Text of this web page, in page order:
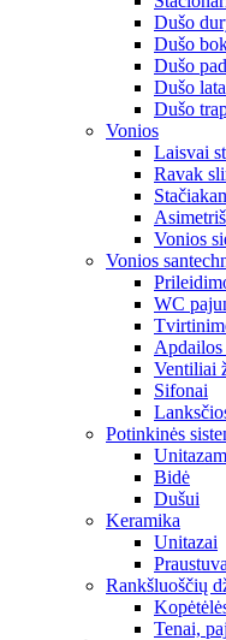
Dušo
Dušo
Dušo
Dušo
Dušo
Vonios
Laisvai
Ravak
Vonios
Vonios
WC
Apdailos
Ventiliai
Sifonai
Potinkinės
Bidė
Dušui
Keramika
Unitazai
Rankšluoščių
Tenai,